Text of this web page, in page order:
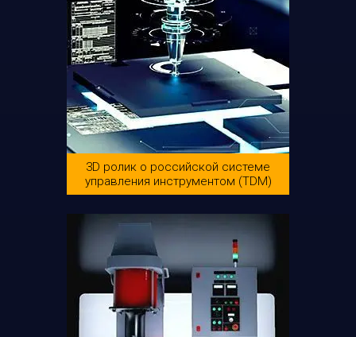
3D ролик о российской системе
управления инструментом (TDM)